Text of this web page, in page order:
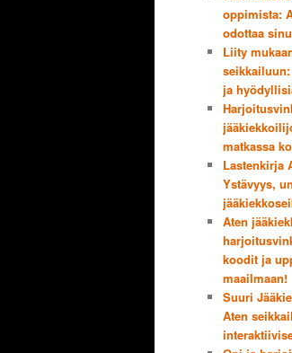
oppimista:
odottaa
Liity
ja
matkassa
Lastenkirja
Ystävyys,
Aten
koodit ja
maailmaan!
Suuri
Aten